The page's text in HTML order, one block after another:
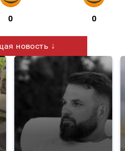
0 0
новость ↓